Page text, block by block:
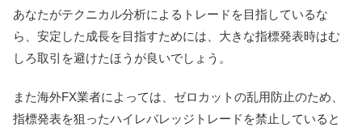
あなたがテクニカル分析によるトレードを目指しているな
ら、安定した成長を目指すためには、大きな指標発表時はむ
しろ取引を避けたほうが良いでしょう。
また海外FX業者によっては、ゼロカットの乱用防止のため、
指標発表を狙ったハイレバレッジトレードを禁止していると